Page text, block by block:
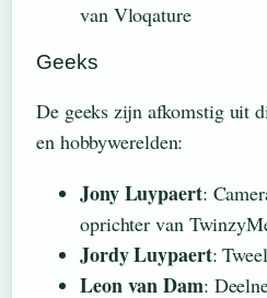
van Vloqature
Geeks
De geeks zijn afkomstig uit
en hobbywerelden:
Jony Luypaert:
oprichter van
Jordy Luypaert:
Leon van Dam: